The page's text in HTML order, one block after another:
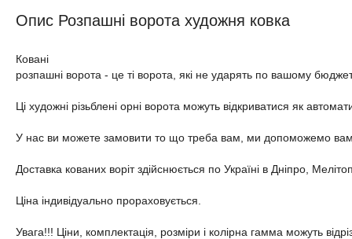
Опис Розпашні ворота художня ковка
Ковані
розпашні ворота - це ті ворота, які не ударять по вашому
Ці художні різьблені орні ворота можуть відкриватися як
У нас ви можете замовити то що треба вам, ми допоможемо
Доставка кованих воріт здійснюється по Україні в Дніпро,
Ціна індивідуально прораховується.
Увага!!! Ціни, комплектація, розміри і колірна гамма можуть